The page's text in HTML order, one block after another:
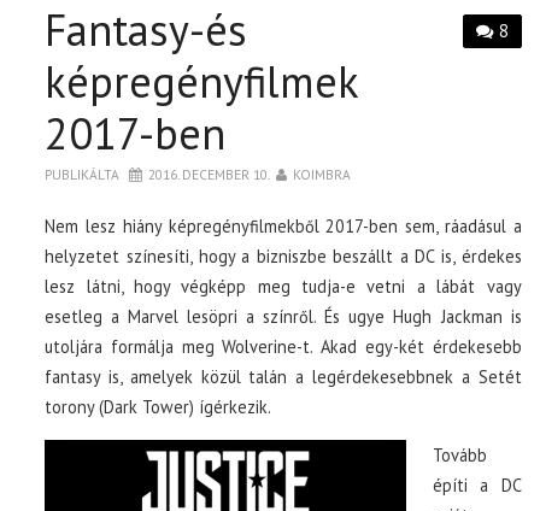
PÓLÓ RENDELÉS
8
Fantasy-és
képregényfilmek
2017-ben
PUBLIKÁLTA 2016. DECEMBER 10. KOIMBRA
Nem lesz hiány képregényfilmekből 2017-ben sem, ráadásul a
helyzetet színesíti, hogy a bizniszbe beszállt a DC is, érdekes
lesz látni, hogy végképp meg tudja-e vetni a lábát vagy
esetleg a Marvel lesöpri a színről. És ugye Hugh Jackman is
utoljára formálja meg Wolverine-t. Akad egy-két érdekesebb
fantasy is, amelyek közül talán a legérdekesebbnek a Setét
torony (Dark Tower) ígérkezik.
Tovább
építi a DC